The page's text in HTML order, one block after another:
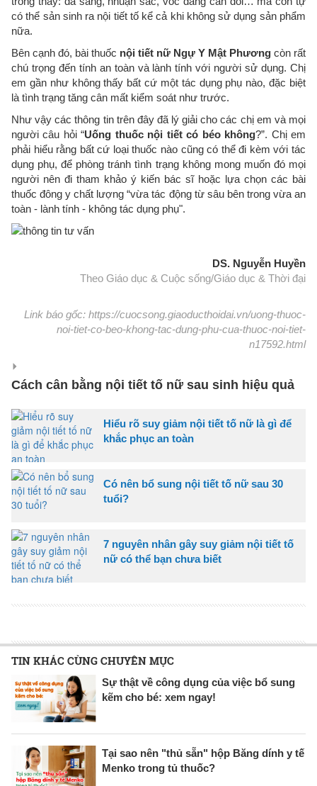
có thể sản sinh ra nội tiết tố kể cả khi không sử dụng sản phẩm
nữa.
Bên cạnh đó, bài thuốc nội tiết nữ Ngự Y Mật Phương còn rất
chú trọng đến tính an toàn và lành tính với người sử dụng. Chị
em gần như không thấy bất cứ một tác dụng phụ nào, đặc biệt
là tình trạng tăng cân mất kiểm soát như trước.
Như vậy các thông tin trên đây đã lý giải cho các chị em và mọi
người câu hỏi “Uống thuốc nội tiết có béo không?”. Chị em
phải hiểu rằng bất cứ loại thuốc nào cũng có thể đi kèm với tác
dụng phụ, để phòng tránh tình trạng không mong muốn đó mọi
người nên đi tham khảo ý kiến bác sĩ hoặc lựa chọn các bài
thuốc đông y chất lượng “vừa tác động từ sâu bên trong vừa an
toàn - lành tính - không tác dụng phụ".
DS. Nguyễn Huyền
Theo Giáo dục & Cuộc sống/Giáo dục & Thời đại
Link báo gốc: https://cuocsong.giaoducthoidai.vn/uong-thuoc-
noi-tiet-co-beo-khong-tac-dung-phu-cua-thuoc-noi-tiet-
n17592.html
Cách cân bằng nội tiết tố nữ sau sinh hiệu quả
Hiểu rõ suy giảm nội tiết tố nữ là gì để
khắc phục an toàn
Có nên bổ sung nội tiết tố nữ sau 30
tuổi?
7 nguyên nhân gây suy giảm nội tiết tố
nữ có thể bạn chưa biết
TIN KHÁC CÙNG CHUYÊN MỤC
Sự thật về công dụng của việc bổ sung
kẽm cho bé: xem ngay!
Tại sao nên "thủ sẵn" hộp Băng dính y tế
Menko trong tủ thuốc?